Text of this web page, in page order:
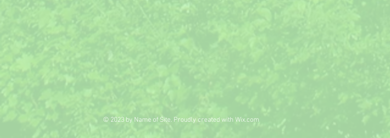
© 2023 by Name of Site. Proudly created with Wix.com